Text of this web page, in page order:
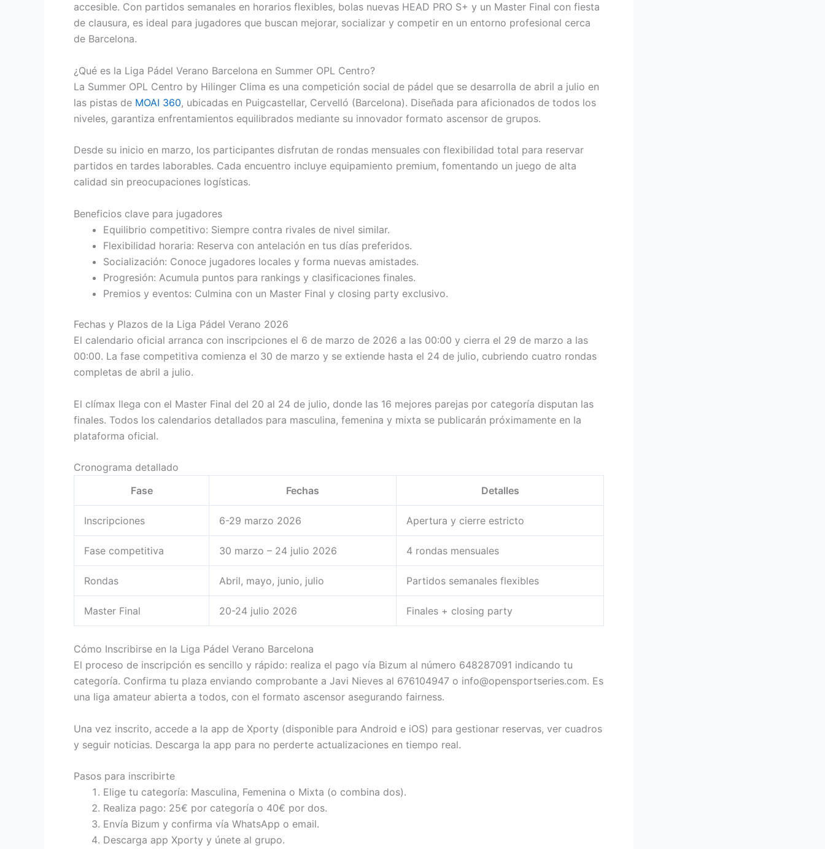
accesible. Con partidos semanales en horarios flexibles, bolas nuevas HEAD PRO S+ y un Master Final con fiesta
de clausura, es ideal para jugadores que buscan mejorar, socializar y competir en un entorno profesional cerca
de Barcelona.
¿Qué es la Liga Pádel Verano Barcelona en Summer OPL Centro?
La Summer OPL Centro by Hilinger Clima es una competición social de pádel que se desarrolla de abril a julio en
las pistas de MOAI 360, ubicadas en Puigcastellar, Cervelló (Barcelona). Diseñada para aficionados de todos los
niveles, garantiza enfrentamientos equilibrados mediante su innovador formato ascensor de grupos.
Desde su inicio en marzo, los participantes disfrutan de rondas mensuales con flexibilidad total para reservar
partidos en tardes laborables. Cada encuentro incluye equipamiento premium, fomentando un juego de alta
calidad sin preocupaciones logísticas.
Beneficios clave para jugadores
Equilibrio competitivo: Siempre contra rivales de nivel similar.
Flexibilidad horaria: Reserva con antelación en tus días preferidos.
Socialización: Conoce jugadores locales y forma nuevas amistades.
Progresión: Acumula puntos para rankings y clasificaciones finales.
Premios y eventos: Culmina con un Master Final y closing party exclusivo.
Fechas y Plazos de la Liga Pádel Verano 2026
El calendario oficial arranca con inscripciones el 6 de marzo de 2026 a las 00:00 y cierra el 29 de marzo a las
00:00. La fase competitiva comienza el 30 de marzo y se extiende hasta el 24 de julio, cubriendo cuatro rondas
completas de abril a julio.
El clímax llega con el Master Final del 20 al 24 de julio, donde las 16 mejores parejas por categoría disputan las
finales. Todos los calendarios detallados para masculina, femenina y mixta se publicarán próximamente en la
plataforma oficial.
Cronograma detallado
Fase
Fechas Detalles
Inscripciones 6-29 marzo 2026 Apertura y cierre estricto
Fase competitiva 30 marzo – 24 julio 2026 4 rondas mensuales
Rondas Abril, mayo, junio, julio Partidos semanales flexibles
Master Final 20-24 julio 2026 Finales + closing party
Cómo Inscribirse en la Liga Pádel Verano Barcelona
El proceso de inscripción es sencillo y rápido: realiza el pago vía Bizum al número 648287091 indicando tu
categoría. Confirma tu plaza enviando comprobante a Javi Nieves al 676104947 o info@opensportseries.com. Es
una liga amateur abierta a todos, con el formato ascensor asegurando fairness.
Una vez inscrito, accede a la app de Xporty (disponible para Android e iOS) para gestionar reservas, ver cuadros
y seguir noticias. Descarga la app para no perderte actualizaciones en tiempo real.
Pasos para inscribirte
Elige tu categoría: Masculina, Femenina o Mixta (o combina dos).
Realiza pago: 25€ por categoría o 40€ por dos.
Envía Bizum y confirma vía WhatsApp o email.
Descarga app Xporty y únete al grupo.